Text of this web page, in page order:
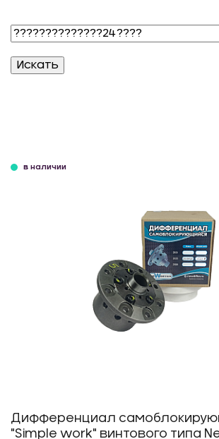
в наличии
Дифференциал
"Simple work" винтового типа